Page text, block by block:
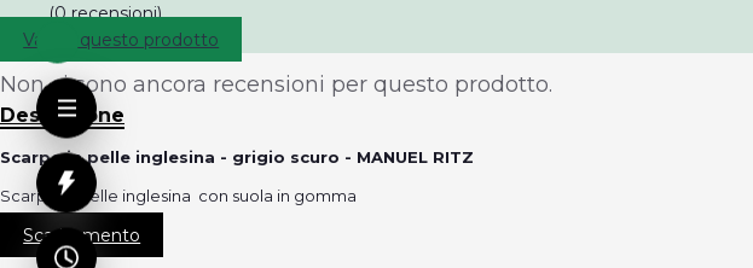
(0 recensioni)
Valuta questo prodotto
Non ci sono ancora recensioni per questo prodotto.
Descrizione
Scarpe in pelle inglesina - grigio scuro - MANUEL RITZ
Scarpe in pelle inglesina con suola in gomma
Scaricamento